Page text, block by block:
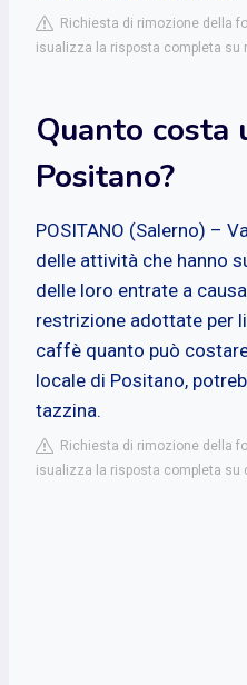
Richiesta di rimozione della
isualizza la risposta completa su
Quanto costa
Positano?
POSITANO (Salerno) –
delle attività che hanno
delle loro entrate a
restrizione adottate per
caffè quanto può
locale di Positano,
tazzina.
Richiesta di rimozione della
isualizza la risposta completa su